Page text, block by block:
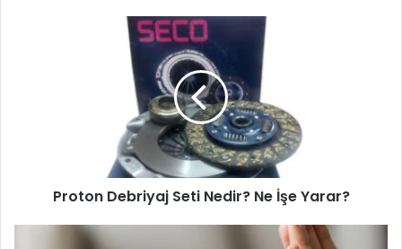
Proton Debriyaj Seti Nedir? Ne İşe Yarar?